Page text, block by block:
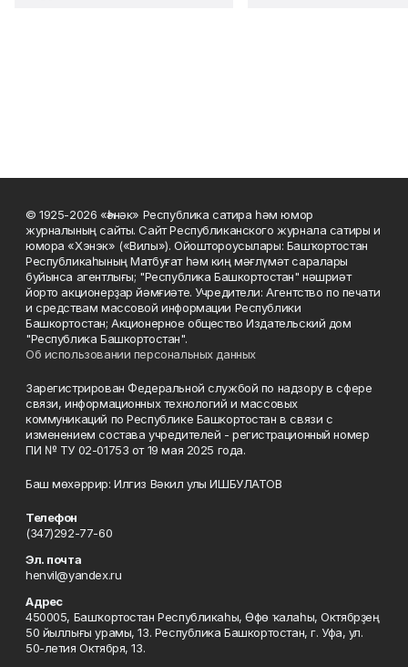
© 1925-2026 «Һәнәк» Республика сатира һәм юмор
журналының сайты. Сайт Республиканского журнала сатиры и
юмора «Хэнэк» («Вилы»). Ойоштороусылары: Башҡортостан
Республикаһының Матбуғат һәм киң мәғлүмәт саралары
буйынса агентлығы; "Республика Башкортостан" нәшриәт
йорто акционерҙар йәмғиәте. Учредители: Агентство по печати
и средствам массовой информации Республики
Башкортостан; Акционерное общество Издательский дом
"Республика Башкортостан".
Об использовании персональных данных
Зарегистрирован Федеральной службой по надзору в сфере
связи, информационных технологий и массовых
коммуникаций по Республике Башкортостан в связи с
изменением состава учредителей - регистрационный номер
ПИ № ТУ 02-01753 от 19 мая 2025 года.
Баш мөхәррир: Илгиз Вәкил улы ИШБУЛАТОВ
Телефон
(347)292-77-60
Эл. почта
henvil@yandex.ru
Адрес
450005, Башҡортостан Республикаһы, Өфө ҡалаһы, Октябрҙең
50 йыллығы урамы, 13. Республика Башкортостан, г. Уфа, ул.
50-летия Октября, 13.